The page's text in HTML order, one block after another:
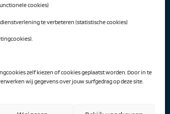
cookies)
te verbeteren (statistische cookies)
zelf kiezen of cookies geplaatst worden. Door in te
wij gegevens over jouw surfgedrag op deze site.